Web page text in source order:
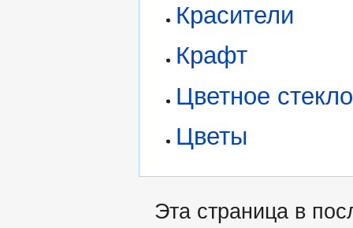
Красители
Крафт
Цветное стекло
Цветы
Эта страница в